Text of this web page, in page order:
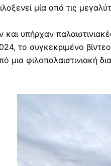
μία από τις
και υπήρχαν
το συγκεκριμένο
μια φιλοπαλαιστινιακή